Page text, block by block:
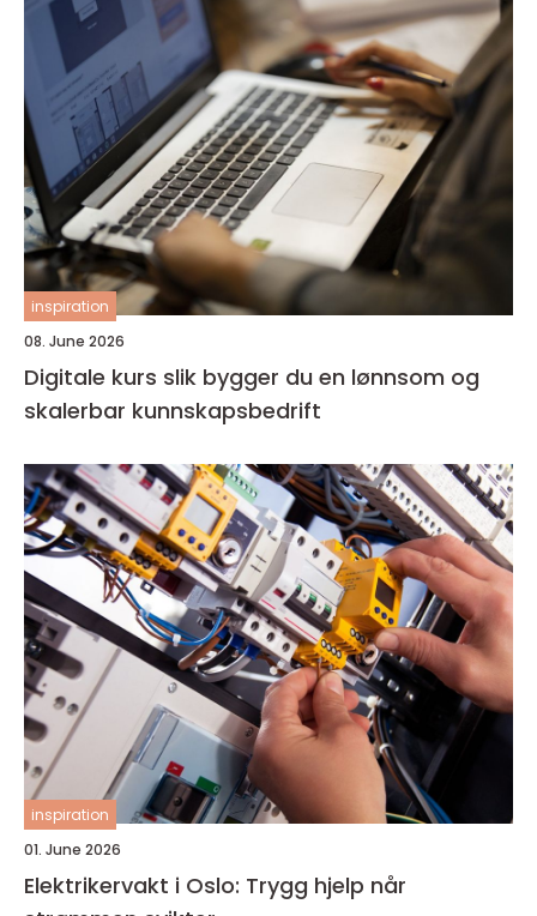
inspiration
08. June 2026
Digitale kurs slik bygger du en lønnsom og
skalerbar kunnskapsbedrift
inspiration
01. June 2026
Elektrikervakt i Oslo: Trygg hjelp når